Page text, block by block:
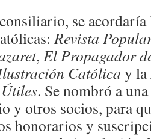
se
Revista
, El Propagador
Católica y la
. Se nombró a
y otros socios, para
honorarios y